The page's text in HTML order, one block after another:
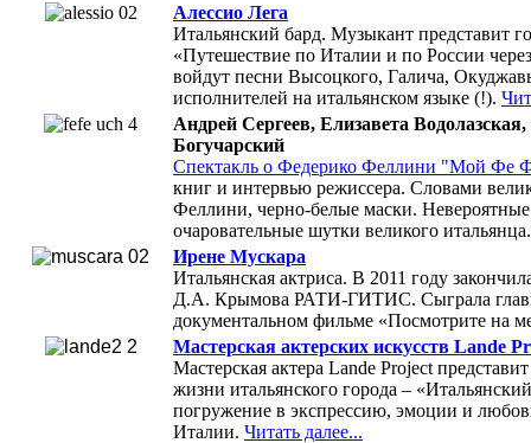
Алессио Лега
Итальянский бард. Музыкант представит
«Путешествие по Италии и по России
войдут песни Высоцкого, Галича,
исполнителей на итальянском языке (!).
Андрей Сергеев, Елизавета
Богучарский
Cпектакль о Федерико Феллини "Мой Фе
книг и интервью режиссера. Словами
Феллини, черно-белые маски.
очаровательные шутки великого
Ирене Мускара
Итальянская актриса. В 2011 году
Д.А. Крымова РАТИ-ГИТИС. Сыграла
документальном фильме «Посмотрите на
Мастерская актерских искусств Lande
Мастерская актера Lande Project
жизни итальянского города –
погружение в экспрессию, эмоции и
Италии. Читать далее...